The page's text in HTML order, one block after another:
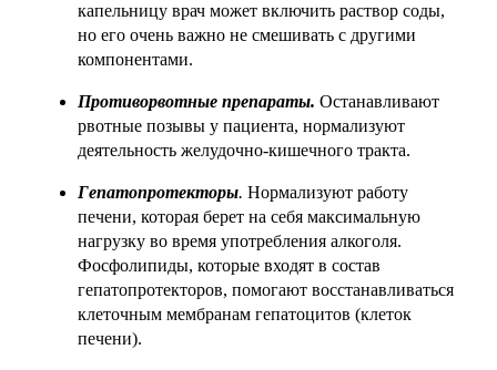
капельницу врач может включить раствор соды,
но его очень важно не смешивать с другими
компонентами.
Противорвотные препараты. Останавливают
рвотные позывы у пациента, нормализуют
деятельность желудочно-кишечного тракта.
Гепатопротекторы. Нормализуют работу
печени, которая берет на себя максимальную
нагрузку во время употребления алкоголя.
Фосфолипиды, которые входят в состав
гепатопротекторов, помогают восстанавливаться
клеточным мембранам гепатоцитов (клеток
печени).